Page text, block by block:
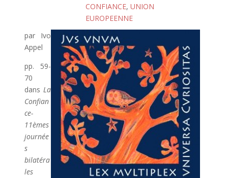
CONFIANCE, UNION
EUROPEENNE
par Ivo
Appel
pp. 59-
70
dansLa
Confian
ce-
11èmes
journée
s
bilatéra
les